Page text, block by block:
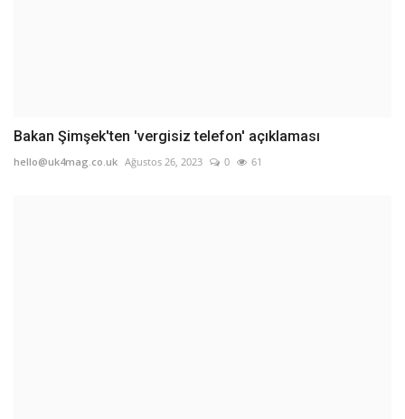
Bakan Şimşek'ten 'vergisiz telefon' açıklaması
hello@uk4mag.co.uk Ağustos 26, 2023 0 61